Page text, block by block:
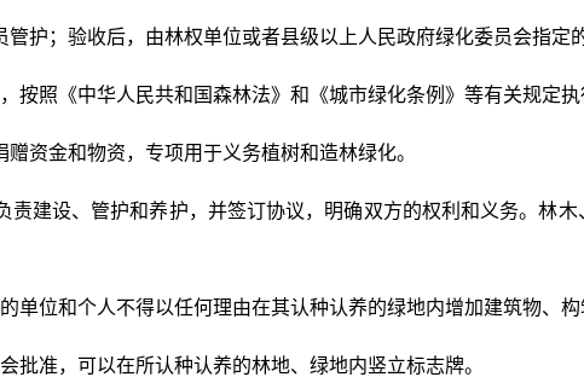
护；验收后，由林权单位或者县级以上人民政府绿化委员会指定
按照《中华人民共和国森林法》和《城市绿化条例》等有关规定执
资金和物资，专项用于义务植树和造林绿化。
建设、管护和养护，并签订协议，明确双方的权利和义务。林
位和个人不得以任何理由在其认种认养的绿地内增加建筑物、
准，可以在所认种认养的林地、绿地内竖立标志牌。